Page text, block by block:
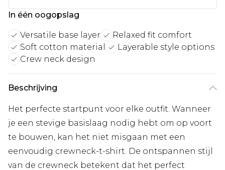
In één oogopslag
Versatile base layer
Relaxed fit comfort
Soft cotton material
Layerable style options
Crew neck design
Beschrijving
Het perfecte startpunt voor elke outfit. Wanneer
je een stevige basislaag nodig hebt om op voort
te bouwen, kan het niet misgaan met een
eenvoudig crewneck-t-shirt. De ontspannen stijl
van de crewneck betekent dat het perfect